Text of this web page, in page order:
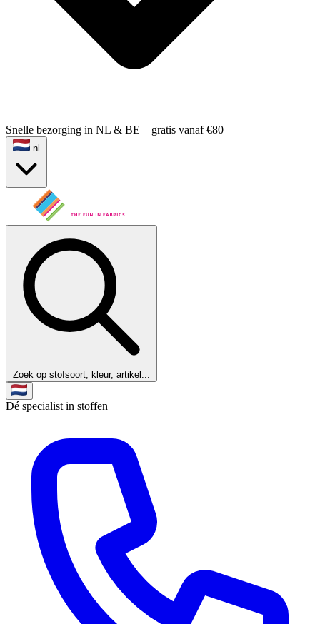
Snelle bezorging in NL & BE – gratis vanaf €80
nl
Zoek op stofsoort, kleur, artikel...
Dé specialist in stoffen